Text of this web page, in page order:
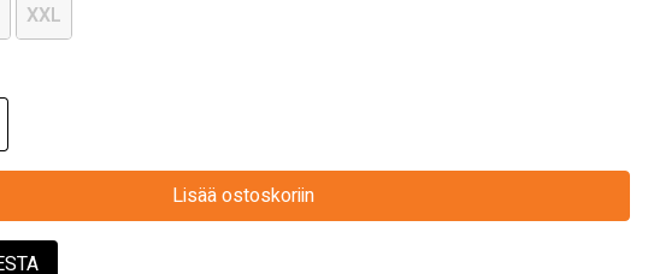
XXL
Lisää ostoskoriin